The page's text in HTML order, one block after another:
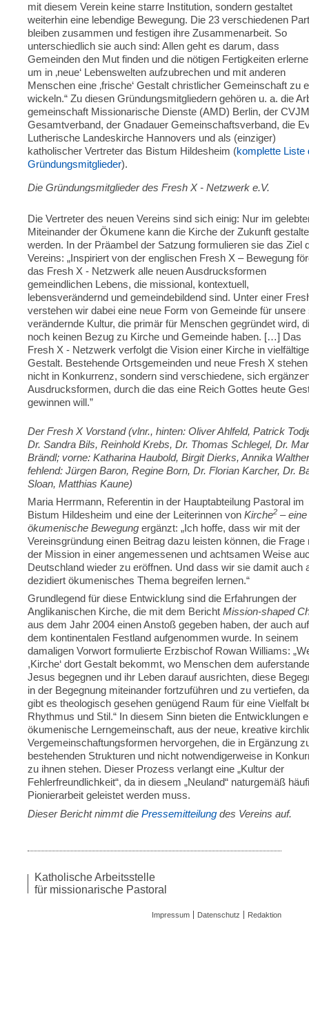
mit diesem Verein keine starre Institution, sondern gestaltet
weiterhin eine leben­dige Bewegung. Die 23 verschiedenen
bleiben zusammen und festigen ihre Zusammenarbeit. So
unterschiedlich sie auch sind: Allen geht es darum, dass
Gemeinden den Mut finden und die nötigen Fertig­keiten
um in ‚neue‘ Lebenswelten aufzubrechen und mit an­deren
Menschen eine ‚frische‘ Gestalt christlicher Gemeinschaft zu
wickeln.“ Zu diesen Gründungsmitgliedern gehören u. a. die
ge­meinschaft Missionarische Dienste (AMD) Berlin, der
Gesamt­verband, der Gnadauer Gemeinschaftsverband, die
Lutherische Landeskirche Hannovers und als (einziger)
katholischer Vertreter das Bistum Hildesheim (komplette Liste
Gründungsmitglieder).
Die Gründungsmitglieder des Fresh X - Netzwerk e.V.
Die Vertreter des neuen Vereins sind sich einig: Nur im
Mitein­ander der Ökumene kann die Kirche der Zukunft
werden. In der Präambel der Satzung formulieren sie das Ziel
Vereins: „Inspiriert von der englischen Fresh X – Bewegung
das Fresh X - Netzwerk alle neuen Ausdrucksformen
gemeindlichen Lebens, die mis­sio­nal, kon­tex­tuell,
lebensverändernd und gemeindebildend sind. Unter einer
verstehen wir dabei eine neue Form von Gemeinde für unsere
verändernde Kultur, die primär für Menschen gegründet wird,
noch keinen Bezug zu Kirche und Gemeinde haben. […] Das
Fresh X - Netzwerk verfolgt die Vision einer Kirche in
Ge­stalt. Beste­hende Ortsgemeinden und neue Fresh X stehen
nicht in Konkurrenz, son­dern sind verschiedene, sich
Aus­drucks­formen, durch die das eine Reich Gottes heute
gewinnen will.”
Der Fresh X Vorstand (vlnr., hinten: Oliver Ahlfeld, Patrick
Dr. Sandra Bils, Reinhold Krebs, Dr. Thomas Schlegel, Dr.
Brändl; vorne: Katharina Haubold, Birgit Dierks, Annika
fehlend: Jürgen Baron, Regine Born, Dr. Florian Karcher, Dr.
Sloan, Matthias Kaune)
Maria Herrmann, Referentin in der Hauptabteilung Pastoral im
Bistum Hildesheim und eine der Leiterinnen von Kirche2 – eine
ökumenische Be­we­gung ergänzt: „Ich hoffe, dass wir mit der
Vereinsgründung einen Beitrag dazu leisten können, die Frage
der Mission in einer ange­mes­senen und achtsamen Weise
Deutschland wieder zu eröff­nen. Und dass wir sie damit auch
dezidiert ökumenisches Thema begreifen lernen.“
Grundlegend für diese Entwicklung sind die Erfahrungen der
Anglikani­schen Kirche, die mit dem Bericht Mission-shaped
aus dem Jahr 2004 einen Anstoß gegeben haben, der auch auf
dem kontinentalen Festland aufgenommen wurde. In seinem
damaligen Vorwort for­mu­lier­te Erzbischof Rowan Williams:
,Kirche‘ dort Gestalt be­kommt, wo Menschen dem
Jesus begegnen und ihr Leben darauf ausrichten, diese
in der Begegnung mit­ein­ander fortzufüh­ren und zu vertiefen,
gibt es theologisch gesehen genügend Raum für eine Vielfalt
Rhythmus und Stil.“ In diesem Sinn bieten die Ent­wicklungen
ökumenische Lern­ge­meinschaft, aus der neue, kreative
Ver­ge­mein­schaf­tungs­formen hervor­gehen, die in Ergänzung
bestehenden Strukturen und nicht not­wen­digerweise in
zu ihnen stehen. Dieser Prozess verlangt eine „Kultur der
Fehlerfreund­lichkeit“, da in diesem „Neuland“ naturgemäß
Pionierarbeit ge­leistet werden muss.
Dieser Bericht nimmt die Pressemitteilung des Vereins auf.
Katholische Arbeitsstelle
für missionarische Pastoral
Impressum Datenschutz Redaktion